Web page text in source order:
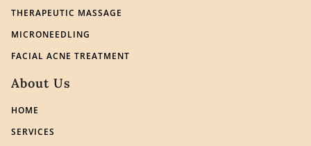
THERAPEUTIC MASSAGE
MICRONEEDLING
FACIAL ACNE TREATMENT
About Us
HOME
SERVICES